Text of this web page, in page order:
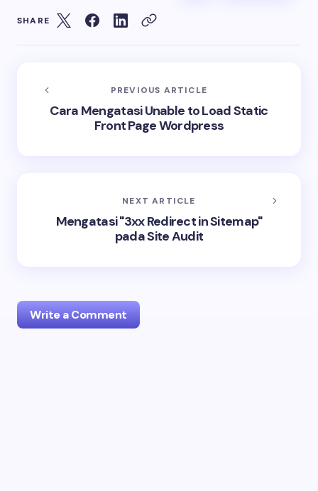
SHARE
PREVIOUS ARTICLE
Cara Mengatasi Unable to Load Static
Front Page Wordpress
NEXT ARTICLE
Mengatasi "3xx Redirect in Sitemap"
pada Site Audit
Write a Comment